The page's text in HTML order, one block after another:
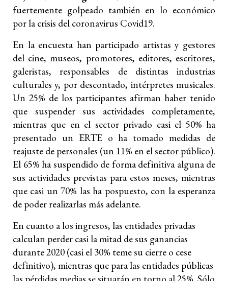
fuertemente golpeado también en lo económico
por la crisis del coronavirus Covid19.
En la encuesta han participado artistas y gestores
del cine, museos, promotores, editores, escritores,
galeristas, responsables de distintas industrias
culturales y, por descontado, intérpretes musicales.
Un 25% de los participantes afirman haber tenido
que suspender sus actividades completamente,
mientras que en el sector privado casi el 50% ha
presentado un ERTE o ha tomado medidas de
reajuste de personales (un 11% en el sector público).
El 65% ha suspendido de forma definitiva alguna de
sus actividades previstas para estos meses, mientras
que casi un 70% las ha pospuesto, con la esperanza
de poder realizarlas más adelante.
En cuanto a los ingresos, las entidades privadas
calculan perder casi la mitad de sus ganancias
durante 2020 (casi el 30% teme su cierre o cese
definitivo), mientras que para las entidades públicas